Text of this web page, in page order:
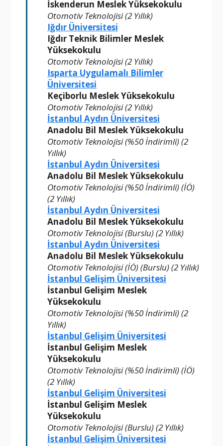
İskenderun Meslek Yüksekokulu
Otomotiv Teknolojisi (2 Yıllık)
Iğdır Üniversitesi
Iğdır Teknik Bilimler Meslek
Yüksekokulu
Otomotiv Teknolojisi (2 Yıllık)
Isparta Uygulamalı Bilimler
Üniversitesi
Keçiborlu Meslek Yüksekokulu
Otomotiv Teknolojisi (2 Yıllık)
İstanbul Aydın Üniversitesi
Anadolu Bil Meslek Yüksekokulu
Otomotiv Teknolojisi (%50 İndirimli) (2
Yıllık)
İstanbul Aydın Üniversitesi
Anadolu Bil Meslek Yüksekokulu
Otomotiv Teknolojisi (%50 İndirimli) (İÖ)
(2 Yıllık)
İstanbul Aydın Üniversitesi
Anadolu Bil Meslek Yüksekokulu
Otomotiv Teknolojisi (Burslu) (2 Yıllık)
İstanbul Aydın Üniversitesi
Anadolu Bil Meslek Yüksekokulu
Otomotiv Teknolojisi (İÖ) (Burslu) (2 Yıllık)
İstanbul Gelişim Üniversitesi
İstanbul Gelişim Meslek
Yüksekokulu
Otomotiv Teknolojisi (%50 İndirimli) (2
Yıllık)
İstanbul Gelişim Üniversitesi
İstanbul Gelişim Meslek
Yüksekokulu
Otomotiv Teknolojisi (%50 İndirimli) (İÖ)
(2 Yıllık)
İstanbul Gelişim Üniversitesi
İstanbul Gelişim Meslek
Yüksekokulu
Otomotiv Teknolojisi (Burslu) (2 Yıllık)
İstanbul Gelişim Üniversitesi